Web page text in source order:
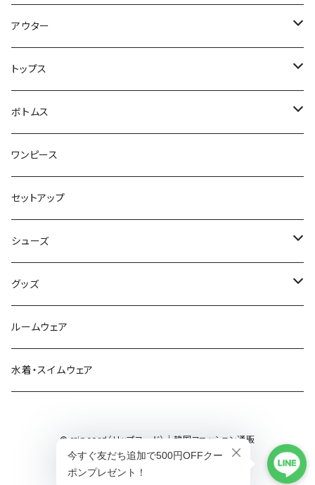
アウター
ジャケット・コート
トップス
スウェット・パーカー
カーディガン
ニット・セーター
ベスト
Tシャツ
シャツ・ブラウス
ボトムス
スカート
パンツ
ワンピース
セットアップ
シューズ
ブーツ
スニーカー
サンダル
グッズ
バッグ
帽子
モバイルケース
ルームウェア
水着・スイムウェア
© rripcord（リップコード）｜韓国ファッション通販
Powered by